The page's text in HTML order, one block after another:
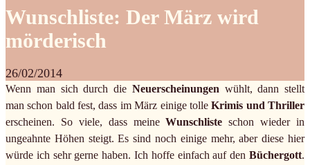
Wunschliste: Der März wird
mörderisch
26/02/2014
Wenn man sich durch die Neuerscheinungen wühlt, dann stellt
man schon bald fest, dass im März einige tolleKrimis und Thriller
erscheinen. So viele, dass meineWunschliste schon wieder in
ungeahnte Höhen steigt. Es sind noch einige mehr, aber diese hier
würde ich sehr gerne haben. Ich hoffe einfach auf den Büchergott.